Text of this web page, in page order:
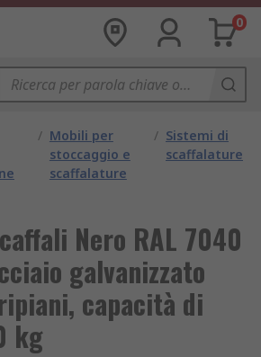
0
/ Mobili per
stoccaggio e
scaffalature
/ Sistemi di
scaffalature
Nero RAL 7040
galvanizzato
capacità di
kg